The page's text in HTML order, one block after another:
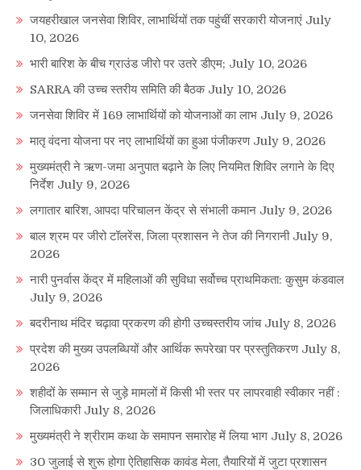
जयहरीखाल जनसेवा शिविर, लाभार्थियों तक पहुंचीं सरकारी योजनाएं July
10, 2026
भारी बारिश के बीच ग्राउंड जीरो पर उतरे डीएम; July 10, 2026
SARRA की उच्च स्तरीय समिति की बैठक July 10, 2026
जनसेवा शिविर में 169 लाभार्थियों को योजनाओं का लाभ July 9, 2026
मातृ वंदना योजना पर नए लाभार्थियों का हुआ पंजीकरण July 9, 2026
मुख्यमंत्री ने ऋण-जमा अनुपात बढ़ाने के लिए नियमित शिविर लगाने के दिए
निर्देश July 9, 2026
लगातार बारिश, आपदा परिचालन केंद्र से संभाली कमान July 9, 2026
बाल श्रम पर जीरो टॉलरेंस, जिला प्रशासन ने तेज की निगरानी July 9,
2026
नारी पुनर्वास केंद्र में महिलाओं की सुविधा सर्वोच्च प्राथमिकता: कुसुम कंडवाल
July 9, 2026
बदरीनाथ मंदिर चढ़ावा प्रकरण की होगी उच्चस्तरीय जांच July 8, 2026
प्रदेश की मुख्य उपलब्धियों और आर्थिक रूपरेखा पर प्रस्तुतिकरण July 8,
2026
शहीदों के सम्मान से जुड़े मामलों में किसी भी स्तर पर लापरवाही स्वीकार नहीं :
जिलाधिकारी July 8, 2026
मुख्यमंत्री ने श्रीराम कथा के समापन समारोह में लिया भाग July 8, 2026
30 जुलाई से शुरू होगा ऐतिहासिक कावंड मेला, तैयारियों में जुटा प्रशासन